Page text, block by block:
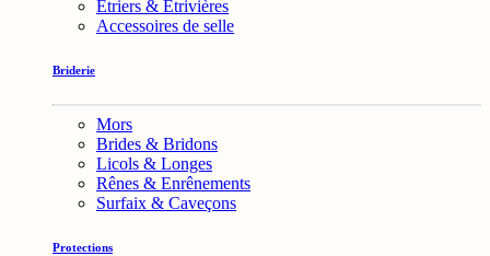
Étriers & Étrivières
Accessoires de selle
Briderie
Mors
Brides & Bridons
Licols & Longes
Rênes & Enrênements
Surfaix & Caveçons
Protections